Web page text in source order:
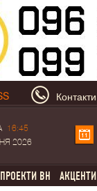
Контакти
16:45
2026
ПРОЕКТИ ВН АКЦЕНТИ